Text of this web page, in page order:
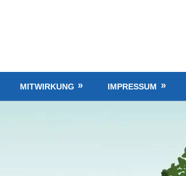
MITWIRKUNG IMPRESSUM